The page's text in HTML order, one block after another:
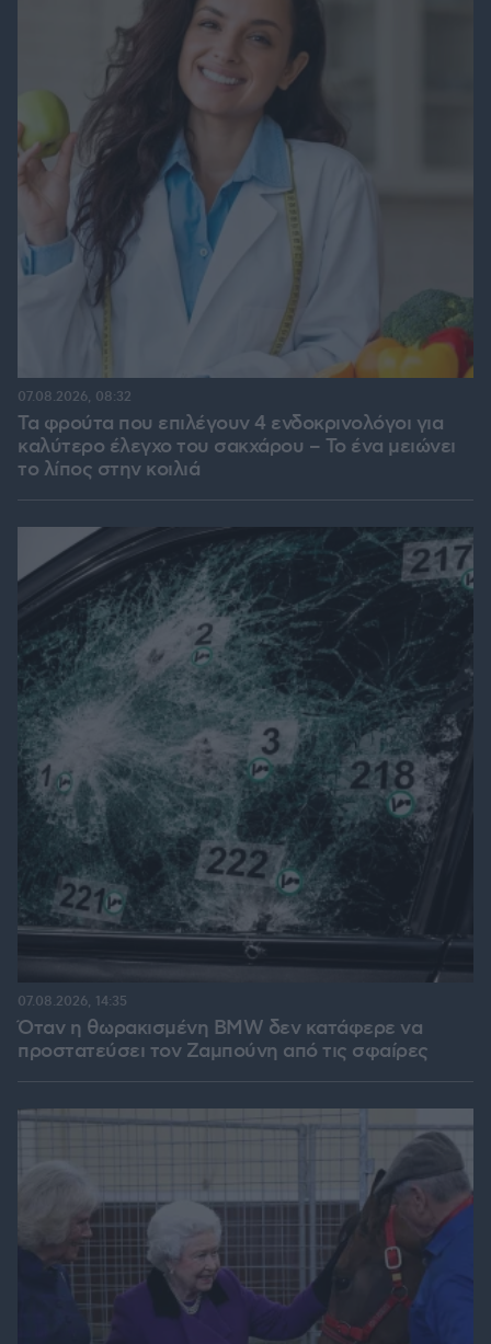
Τα φρούτα που επιλέγουν 4 ενδοκρινολόγοι για
καλύτερο έλεγχο του σακχάρου – Το ένα μειώνει
το λίπος στην κοιλιά
07.08.2026, 08:32
Όταν η θωρακισμένη BMW δεν κατάφερε να
προστατεύσει τον Ζαμπούνη από τις σφαίρες
07.08.2026, 14:35